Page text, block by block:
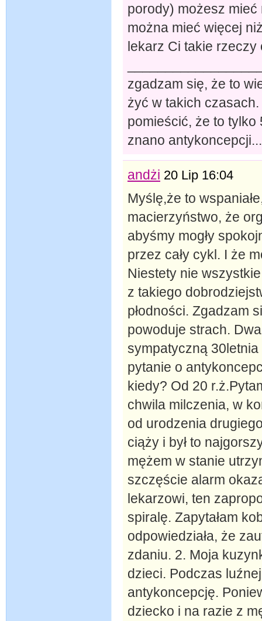
porody) możesz
można mieć więcej
lekarz Ci takie rzeczy
zgadzam się, że to
żyć w takich
pomieścić, że to tylko
znano
andżi 20 Lip 16:04
Myślę,że to
macierzyństwo, że
abyśmy mogły
przez cały cykl. I że
Niestety nie
z takiego
płodności. Zgadzam
powoduje strach.
sympatyczną 30letnia
pytanie o
kiedy? Od 20
chwila milczenia, w
od urodzenia
ciąży i był to
mężem w stanie
szczęście alarm
lekarzowi, ten
spiralę. Zapytałam
odpowiedziała, że
zdaniu. 2. Moja
dzieci. Podczas
antykoncepcję.
dziecko i na razie z